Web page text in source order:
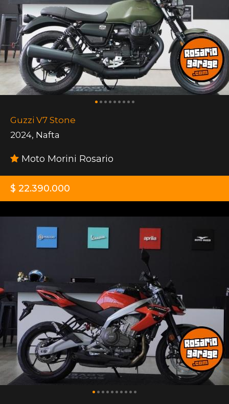
Guzzi V7 Stone
2024, Nafta
Moto Morini Rosario
$ 22.390.000